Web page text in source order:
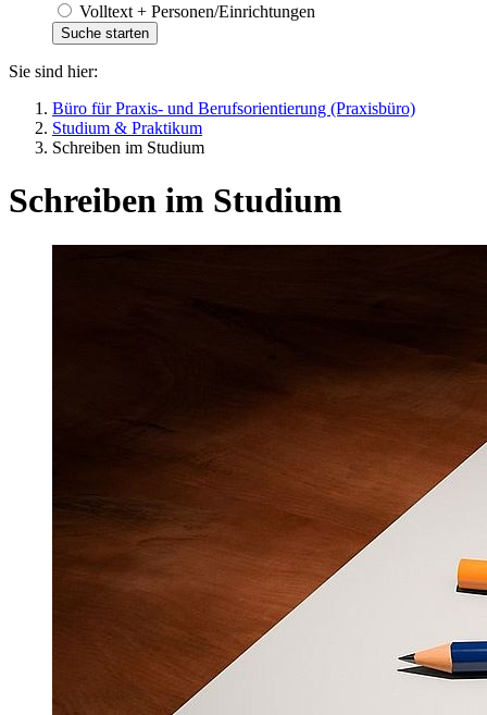
Volltext + Personen/Einrichtungen
Sie sind hier:
Büro für Praxis- und Berufsorientierung (Praxisbüro)
Studium & Praktikum
Schreiben im Studium
Schreiben im Studium